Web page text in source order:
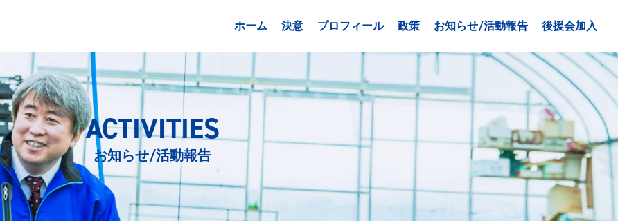
ホーム 決意 プロフィール 政策 お知らせ/活動報告 後援会加入
ACTIVITIES
お知らせ/活動報告